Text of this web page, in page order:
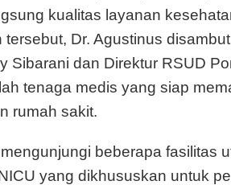
kualitas layanan
Dr. Agustinus
Sibarani dan Direktur RSUD
tenaga medis yang siap
rumah sakit.
beberapa fasilitas
yang dikhususkan untuk